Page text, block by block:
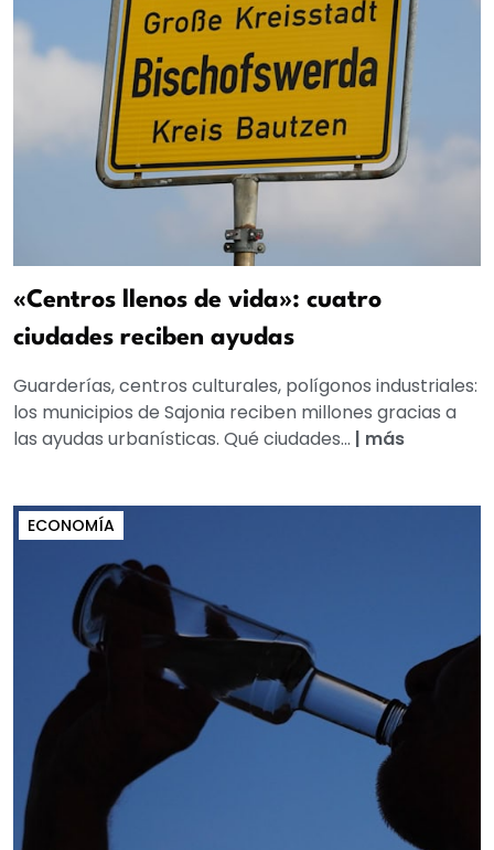
«Centros llenos de vida»: cuatro
ciudades reciben ayudas
Guarderías, centros culturales, polígonos industriales:
los municipios de Sajonia reciben millones gracias a
las ayudas urbanísticas. Qué ciudades... | más
ECONOMÍA